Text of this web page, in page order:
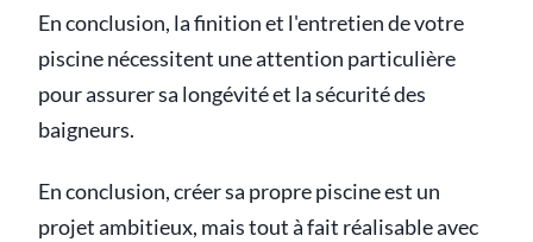
En conclusion, la finition et l'entretien de votre
piscine nécessitent une attention particulière
pour assurer sa longévité et la sécurité des
baigneurs.
En conclusion, créer sa propre piscine est un
projet ambitieux, mais tout à fait réalisable avec